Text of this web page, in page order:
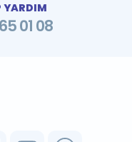
YARDIM
01 08